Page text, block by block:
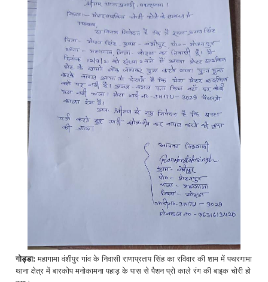
गोड्डा: महागामा वंशीपुर गांव के निवासी राणाप्रताप सिंह का रविवार की शाम में पथरगामा
थाना क्षेत्र में बारकोप मनोकामना पहाड़ के पास से पैशन प्रो काले रंग की बाइक चोरी हो